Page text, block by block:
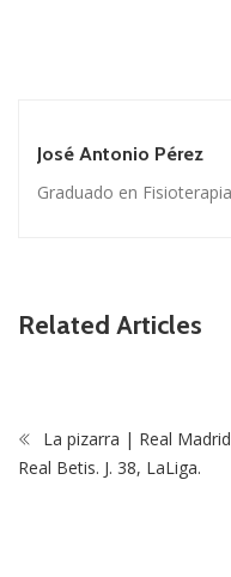
José Antonio Pérez
Graduado en
Related Articles
La pizarra | Real
Real Betis. J. 38, LaLiga.